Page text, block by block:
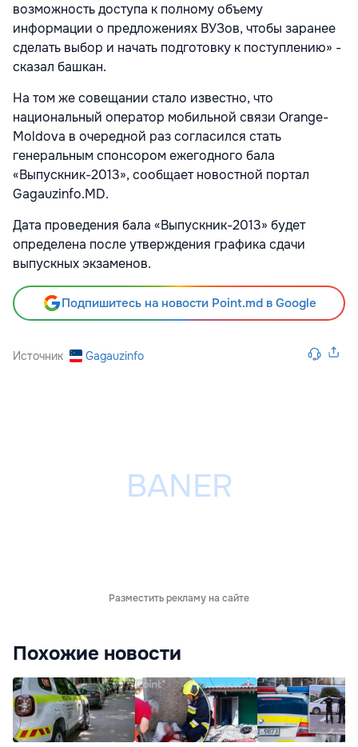
возможность доступа к полному объему
информации о предложениях ВУЗов, чтобы заранее
сделать выбор и начать подготовку к поступлению» -
сказал башкан.
На том же совещании стало известно, что
национальный оператор мобильной связи Orange-
Moldova в очередной раз согласился стать
генеральным спонсором ежегодного бала
«Выпускник-2013», сообщает новостной портал
Gagauzinfo.MD.
Дата проведения бала «Выпускник-2013» будет
определена после утверждения графика сдачи
выпускных экзаменов.
Подпишитесь на новости Point.md в Google
Источник Gagauzinfo
Разместить рекламу на сайте
Похожие новости